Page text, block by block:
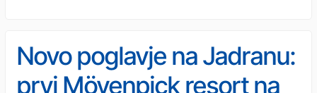
Novo poglavje na Jadranu:
prvi Mövenpick resort na